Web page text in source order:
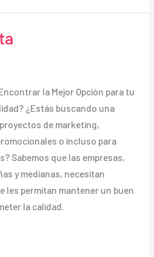
la Mejor Opción para tu
¿Estás buscando una
de marketing,
o incluso para
Sabemos que las empresas,
y medianas, necesitan
les permitan mantener un buen
la calidad.